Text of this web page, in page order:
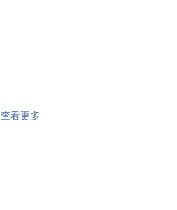
查看更多